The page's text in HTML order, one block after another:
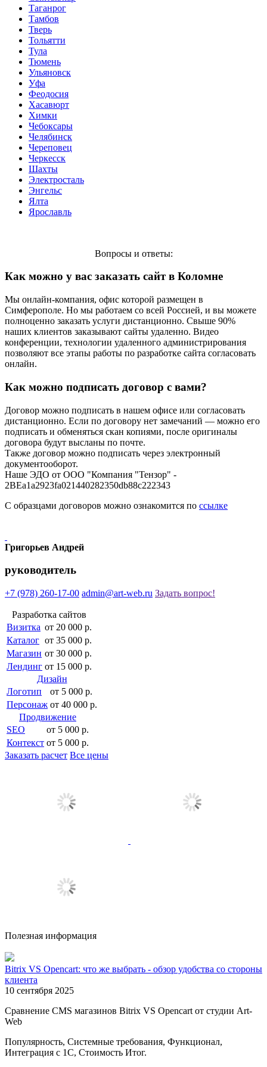
Таганрог
Тамбов
Тверь
Тольятти
Тула
Тюмень
Ульяновск
Уфа
Феодосия
Хасавюрт
Химки
Чебоксары
Челябинск
Череповец
Черкесск
Шахты
Электросталь
Энгельс
Ялта
Ярославль
Вопросы и ответы:
Как можно у вас заказать сайт в Коломне
Мы онлайн-компания, офис которой размещен в
Симферополе. Но мы работаем со всей Россией, и вы можете
полноценно заказать услуги дистанционно. Свыше 90%
наших клиентов заказывают сайты удаленно. Видео
конференции, технологии удаленного администрирования
позволяют все этапы работы по разработке сайта согласовать
онлайн.
Как можно подписать договор с вами?
Договор можно подписать в нашем офисе или согласовать
дистанционно. Если по договору нет замечаний — можно его
подписать и обменяться скан копиями, после оригиналы
договора будут высланы по почте.
Также договор можно подписать через электронный
документооборот.
Наше ЭДО от ООО "Компания "Тензор" -
2BEa1a2923fa021440282350db88c222343
С образцами договоров можно ознакомится по ссылке
Григорьев Андрей
руководитель
+7 (978) 260-17-00 admin@art-web.ru Задать вопрос!
Разработка сайтов
Визитка от 20 000 р.
Каталог от 35 000 р.
Магазин от 30 000 р.
Лендинг от 15 000 р.
Дизайн
Логотип
от 5 000 р.
Персонаж от 40 000 р.
Продвижение
SEO
от 5 000 р.
Контекст от 5 000 р.
Заказать расчет Все цены
Полезная информация
Bitrix VS Opencart: что же выбрать - обзор удобства со стороны
клиента
10 сентября 2025
Сравнение CMS магазинов Bitrix VS Opencart от студии Art-
Web
Популярность, Системные требования, Функционал,
Интеграция с 1С, Стоимость Итог.